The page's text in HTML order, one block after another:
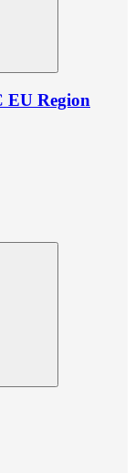
EU Region